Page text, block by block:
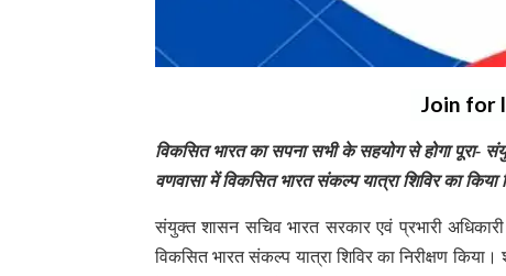
Join for
विकसित भारत का सपना सभी के सहयोग से होगा पूरा-
वणवासा में विकसित भारत संकल्प यात्रा शिविर का किया
संयुक्त शासन सचिव भारत सरकार एवं प्रभारी
विकसित भारत संकल्प यात्रा शिविर का निरीक्षण